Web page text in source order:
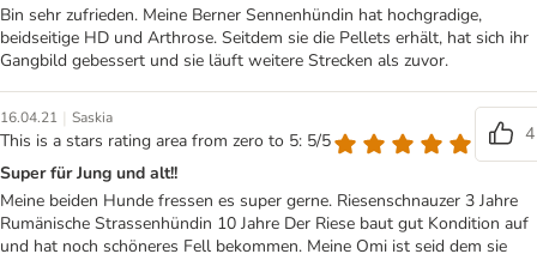
Bin sehr zufrieden. Meine Berner Sennenhündin hat hochgradige,
beidseitige HD und Arthrose. Seitdem sie die Pellets erhält, hat sich ihr
Gangbild gebessert und sie läuft weitere Strecken als zuvor.
16.04.21 | Saskia
This is a stars rating area from zero to 5: 5/5
4
Super für Jung und alt!!
Meine beiden Hunde fressen es super gerne. Riesenschnauzer 3 Jahre
Rumänische Strassenhündin 10 Jahre Der Riese baut gut Kondition auf
und hat noch schöneres Fell bekommen. Meine Omi ist seid dem sie